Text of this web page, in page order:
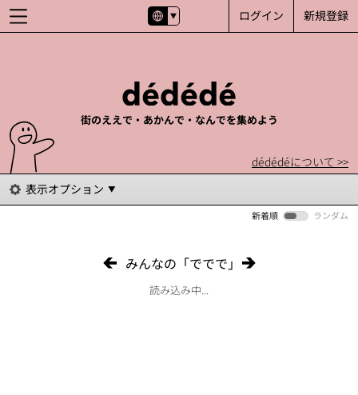
新規登録
ログイン
街のええで・あかんで・なんでを集めよう
dédédéについて >>
表示オプション
新着順 ランダム
みんなの「ででで」
読み込み中...